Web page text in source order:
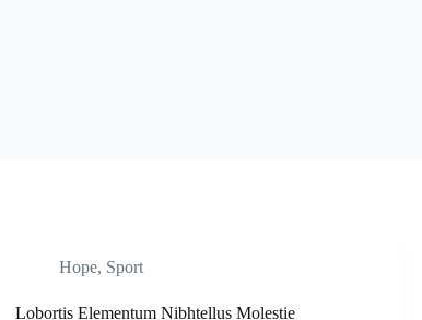
Hope, Sport
Lobortis Elementum Nibhtellus Molestie